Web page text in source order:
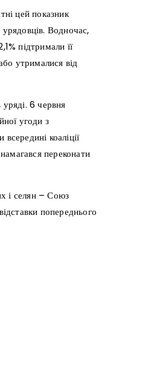
цей показник
Водночас,
підтримали її
утрималися від
6 червня
угоди з
коаліції
переконати
і селян – Союз
попереднього